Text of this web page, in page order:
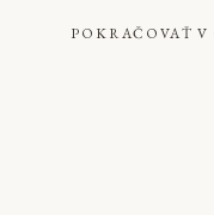
POKRAČOVAŤ